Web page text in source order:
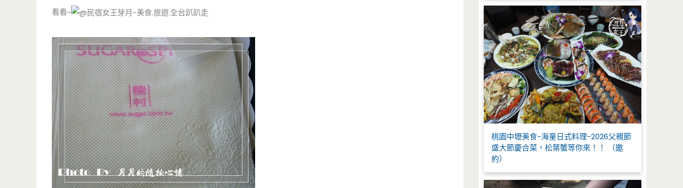
看看~
桃園中壢美食-海童日式料理-2026父親節
盛大節慶合菜，松葉蟹等你來！！ （邀
約）